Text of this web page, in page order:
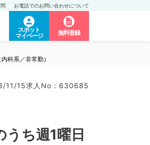
お電話でのお問い合わせについて
スポット
マイページ
無料登録
科系／非常勤）
11/15求人No : 630685
ち週1曜日